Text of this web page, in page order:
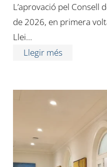
L’aprovació pel Consell
de 2026, en primera
Llei…
Llegir més